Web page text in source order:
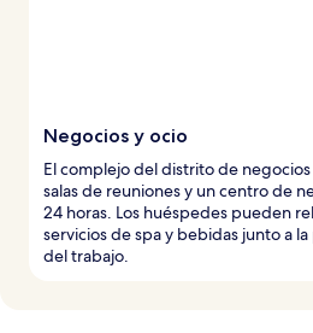
Negocios y ocio
El complejo del distrito de negocios
salas de reuniones y un centro de
24 horas. Los huéspedes pueden
servicios de spa y bebidas junto a
del trabajo.